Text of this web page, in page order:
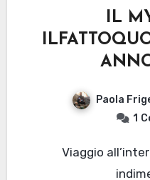
IL
Paola
1
Viaggio all’interno di un’esperienza